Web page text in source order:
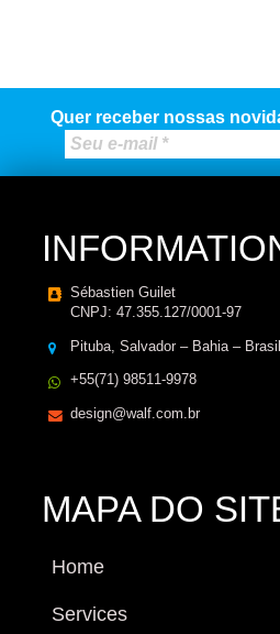
Quer receber nossas
Sébastien Guilet
CNPJ: 47.355.127/0001-97
Pituba, Salvador – Bahia – Brasil
+55(71) 98511-9978
design@walf.com.br
MAPA DO
Home
Services